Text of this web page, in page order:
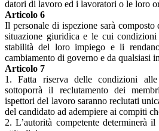
datori di lavoro ed i lavoratori o le loro
Articolo 6
Il personale di ispezione sarà
situazione giuridica e le cui
stabilità del loro impiego e li
cambiamento di governo e da qualsiasi
Articolo 7
1. Fatta riserva delle condizioni
sottoporrà il reclutamento dei
ispettori del lavoro saranno reclutati
del candidato ad adempiere ai compiti
2. L’autorità competente determinerà